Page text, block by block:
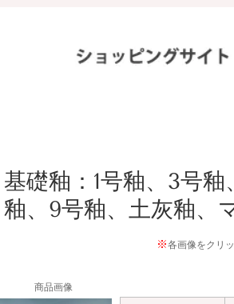
基礎釉：1号釉、3号
釉、9号釉、土灰釉、
※各画像をクリ
商品画像